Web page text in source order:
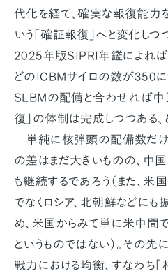
代化を経て、確実な報復能力を
いう「確証報復」へと変化しつ
2025年版SIPRI年鑑によれ
どのICBMサイロの数が350に
SLBMの配備と合わせれば中
復」の体制は完成しつつある、
単純に核弾頭の配備数だ
の差はまだ大きいものの、中
も継続するであろう（また、
でなくロシア、北朝鮮などにも
め、米国からみて単に米中間
というものではない）。その
戦力における均衡、すなわち「